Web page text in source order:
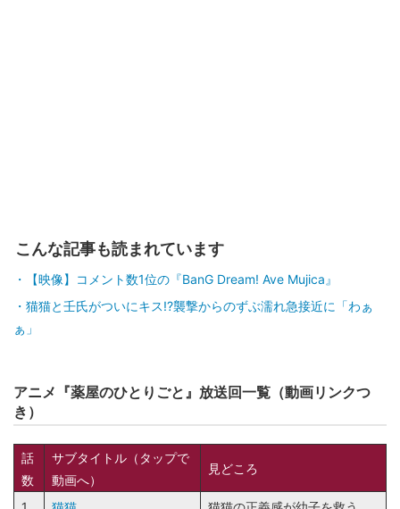
こんな記事も読まれています
【映像】コメント数1位の『BanG Dream! Ave Mujica』
猫猫と壬氏がついにキス!?襲撃からのずぶ濡れ急接近に「わぁ
ぁ」
アニメ『薬屋のひとりごと』放送回一覧（動画リンクつ
き）
話
数
サブタイトル（タップで
動画へ）
見どころ